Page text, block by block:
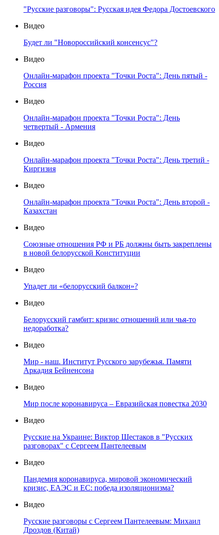
"Русские разговоры": Русская идея Федора Достоевского
Видео
Будет ли "Новороссийский консенсус"?
Видео
Онлайн-марафон проекта "Точки Роста": День пятый -
Россия
Видео
Онлайн-марафон проекта "Точки Роста": День
четвертый - Армения
Видео
Онлайн-марафон проекта "Точки Роста": День третий -
Киргизия
Видео
Онлайн-марафон проекта "Точки Роста": День второй -
Казахстан
Видео
Союзные отношения РФ и РБ должны быть закреплены
в новой белорусской Конституции
Видео
Упадет ли «белорусский балкон»?
Видео
Белорусский гамбит: кризис отношений или чья-то
недоработка?
Видео
Мир - наш. Институт Русского зарубежья. Памяти
Аркадия Бейненсона
Видео
Мир после коронавируса – Евразийская повестка 2030
Видео
Русские на Украине: Виктор Шестаков в "Русских
разговорах" с Сергеем Пантелеевым
Видео
Пандемия коронавируса, мировой экономический
кризис, ЕАЭС и ЕС: победа изоляционизма?
Видео
Русские разговоры с Сергеем Пантелеевым: Михаил
Дроздов (Китай)